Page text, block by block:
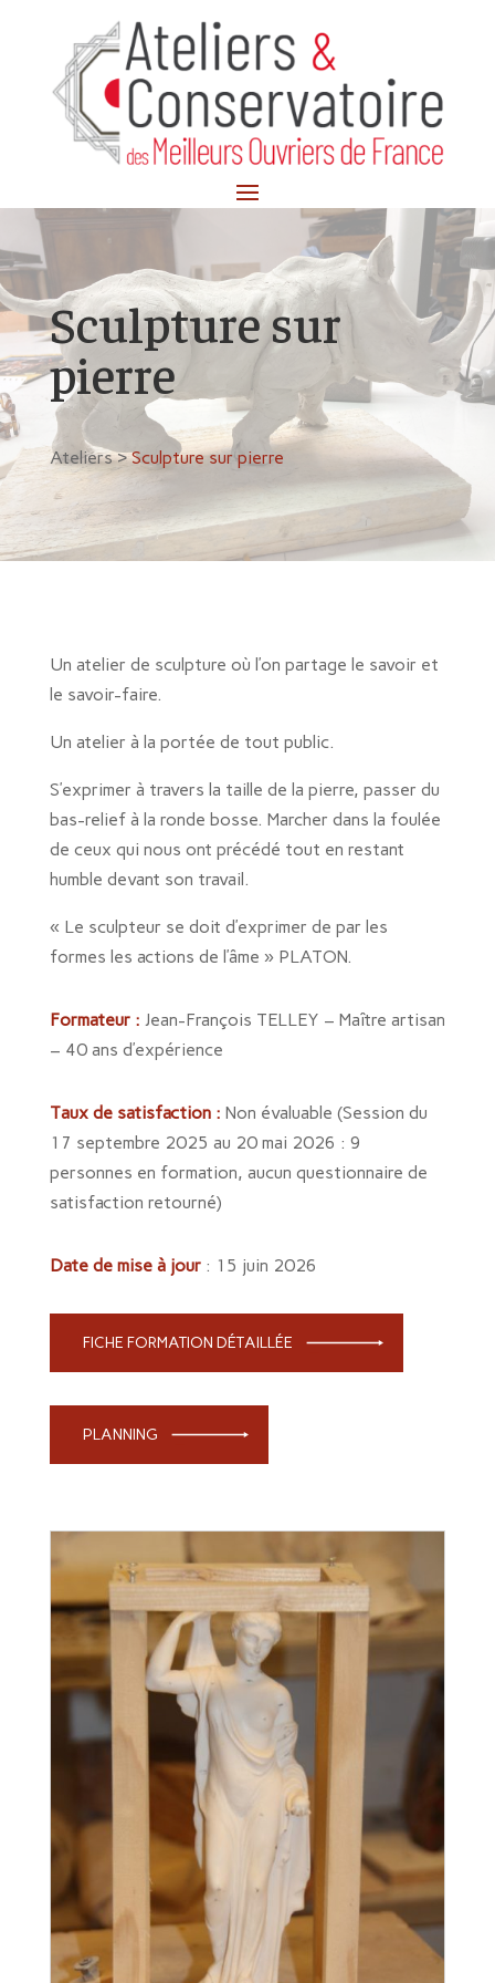
Sculpture sur
pierre
Ateliers >Sculpture sur pierre
Un atelier de sculpture où l’on partage le savoir et
le savoir-faire.
Un atelier à la portée de tout public.
S’exprimer à travers la taille de la pierre, passer du
bas-relief à la ronde bosse. Marcher dans la foulée
de ceux qui nous ont précédé tout en restant
humble devant son travail.
« Le sculpteur se doit d’exprimer de par les
formes les actions de l’âme » PLATON.
Formateur : Jean-François TELLEY – Maître artisan
– 40 ans d’expérience
Taux de satisfaction : Non évaluable (Session du
17 septembre 2025 au 20 mai 2026 : 9
personnes en formation, aucun questionnaire de
satisfaction retourné)
Date de mise à jour: 15 juin 2026
FICHE FORMATION DÉTAILLÉE
PLANNING